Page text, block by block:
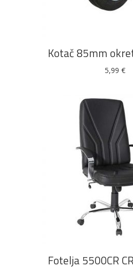
Kotač 85mm
5,99 €
DODAJ U
Fotelja 5500CR